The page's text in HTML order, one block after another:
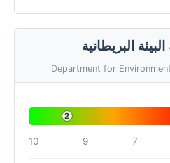
البريطانية
Department for
2
7
9
10